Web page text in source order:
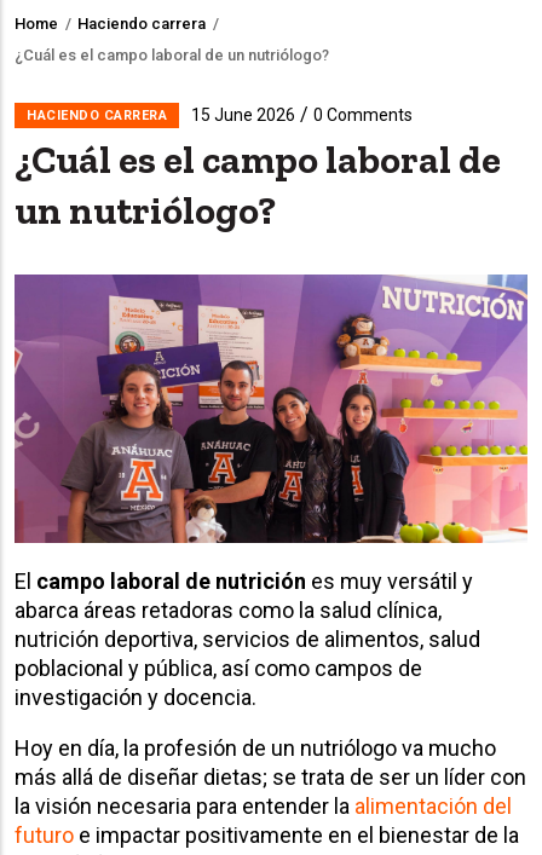
Breadcrumb
Home / Haciendo carrera /
¿Cuál es el campo laboral de un nutriólogo?
HACIENDO CARRERA 15 June 2026 / 0 Comments
¿Cuál es el campo laboral de
un nutriólogo?
El campo laboral de nutrición es muy versátil y
abarca áreas retadoras como la salud clínica,
nutrición deportiva, servicios de alimentos, salud
poblacional y pública, así como campos de
investigación y docencia.
Hoy en día, la profesión de un nutriólogo va mucho
más allá de diseñar dietas; se trata de ser un líder con
la visión necesaria para entender la alimentación del
futuro e impactar positivamente en el bienestar de la